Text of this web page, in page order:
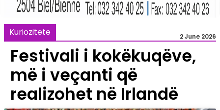
Kuriozitete 2 June 2026
Festivali i kokëkuqëve,
më i veçanti që
realizohet në Irlandë